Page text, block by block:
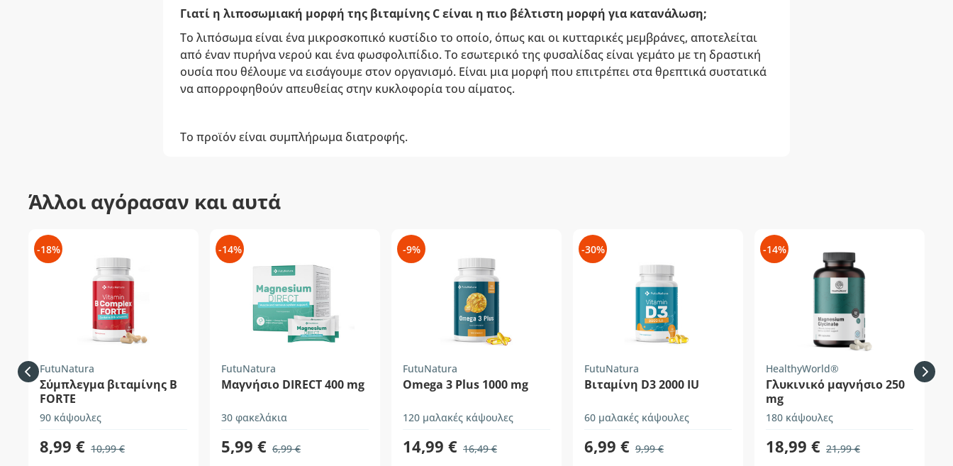
Γιατί η λιποσωμιακή μορφή της βιταμίνης C είναι η πιο βέλτιστη μορφή για κατανάλωση;
Το λιπόσωμα είναι ένα μικροσκοπικό κυστίδιο το οποίο, όπως και οι κυτταρικές μεμβράνες, αποτελείται
από έναν πυρήνα νερού και ένα φωσφολιπίδιο. Το εσωτερικό της φυσαλίδας είναι γεμάτο με τη δραστική
ουσία που θέλουμε να εισάγουμε στον οργανισμό. Είναι μια μορφή που επιτρέπει στα θρεπτικά συστατικά
να απορροφηθούν απευθείας στην κυκλοφορία του αίματος.
Το προϊόν είναι συμπλήρωμα διατροφής.
Άλλοι αγόρασαν και αυτά
-18%
FutuNatura
Σύμπλεγμα βιταμίνης Β
FORTE
90 κάψουλες
8,99 € 10,99 €
-14%
FutuNatura
Μαγνήσιο DIRECT 400 mg
30 φακελάκια
5,99 € 6,99 €
-9%
FutuNatura
Omega 3 Plus 1000 mg
120 μαλακές κάψουλες
14,99 € 16,49 €
-30%
FutuNatura
Βιταμίνη D3 2000 IU
60 μαλακές κάψουλες
6,99 € 9,99 €
-14%
HealthyWorld®
Γλυκινικό μαγνήσιο 250
mg
180 κάψουλες
18,99 € 21,99 €